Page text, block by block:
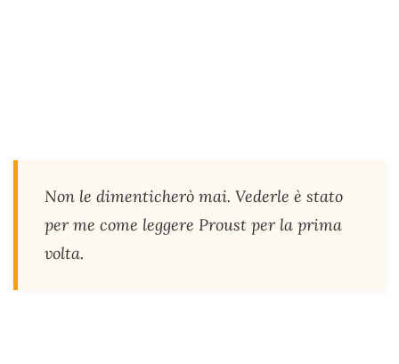
Non le dimenticherò mai. Vederle è stato
per me come leggere Proust per la prima
volta.